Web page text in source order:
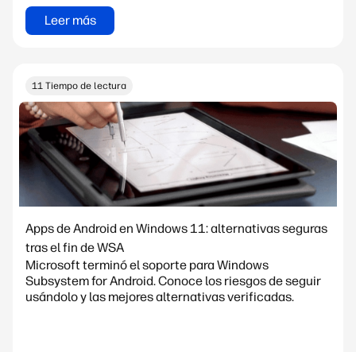
Leer más
11 Tiempo de lectura
Apps de Android en Windows 11: alternativas seguras
tras el fin de WSA
Microsoft terminó el soporte para Windows
Subsystem for Android. Conoce los riesgos de seguir
usándolo y las mejores alternativas verificadas.